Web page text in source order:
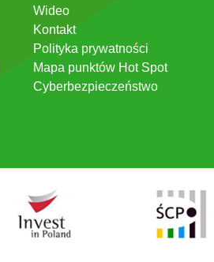
Wideo
Kontakt
Polityka prywatności
Mapa punktów Hot Spot
Cyberbezpieczeństwo